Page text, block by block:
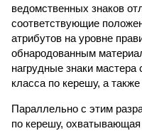
ведомственных знаков
соответствующие
атрибутов на уровне
обнародованным
нагрудные знаки
класса по керешу, а
Параллельно с этим
по керешу, охватывающая